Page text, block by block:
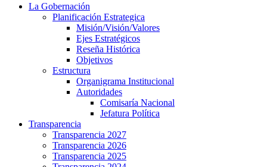
La Gobernación
Planificación Estrategica
Misión/Visión/Valores
Ejes Estratégicos
Reseña Histórica
Objetivos
Estructura
Organigrama Institucional
Autoridades
Comisaría Nacional
Jefatura Política
Transparencia
Transparencia 2027
Transparencia 2026
Transparencia 2025